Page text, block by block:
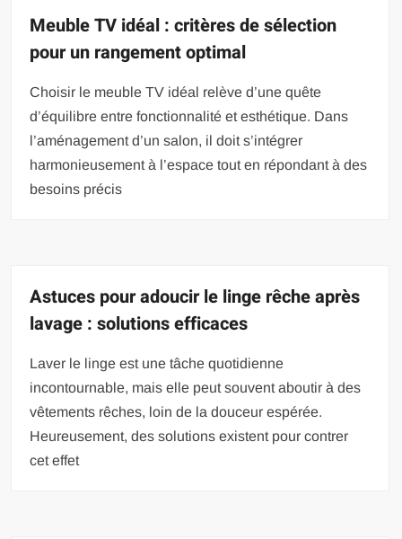
Meuble TV idéal : critères de sélection
pour un rangement optimal
Choisir le meuble TV idéal relève d’une quête
d’équilibre entre fonctionnalité et esthétique. Dans
l’aménagement d’un salon, il doit s’intégrer
harmonieusement à l’espace tout en répondant à des
besoins précis
Astuces pour adoucir le linge rêche après
lavage : solutions efficaces
Laver le linge est une tâche quotidienne
incontournable, mais elle peut souvent aboutir à des
vêtements rêches, loin de la douceur espérée.
Heureusement, des solutions existent pour contrer
cet effet